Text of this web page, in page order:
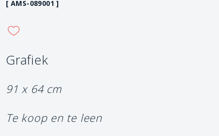
[ AMS-089001 ]
Grafiek
91 x 64 cm
Te koop en te leen